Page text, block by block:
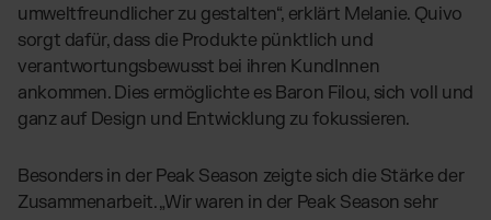
umweltfreundlicher zu gestalten“, erklärt Melanie. Quivo
sorgt dafür, dass die Produkte pünktlich und
verantwortungsbewusst bei ihren KundInnen
ankommen. Dies ermöglichte es Baron Filou, sich voll und
ganz auf Design und Entwicklung zu fokussieren.
Besonders in der Peak Season zeigte sich die Stärke der
Zusammenarbeit. „Wir waren in der Peak Season sehr